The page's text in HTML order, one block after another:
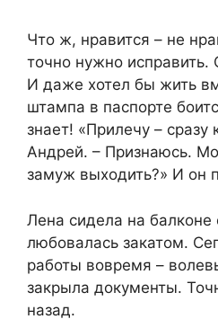
Что ж, нравится – не
точно нужно
И даже хотел бы жить
штампа в паспорте
знает! «Прилечу – сразу
Андрей. – Признаюсь.
замуж выходить?» И он
Лена сидела на
любовалась закатом.
работы вовремя –
закрыла документы.
назад.